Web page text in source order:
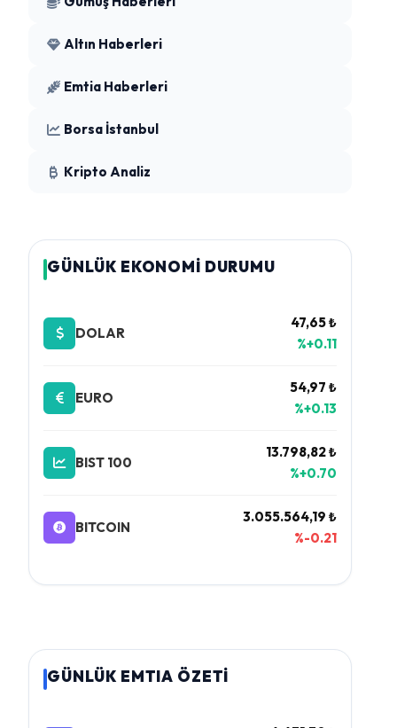
Altın Haberleri
Emtia Haberleri
Borsa İstanbul
Kripto Analiz
GÜNLÜK EKONOMİ DURUMU
DOLAR
47,65 ₺
%+0.11
EURO
54,97 ₺
%+0.13
BIST 100
13.798,82 ₺
%+0.70
BITCOIN
3.055.564,19 ₺
%-0.21
GÜNLÜK EMTIA ÖZETİ